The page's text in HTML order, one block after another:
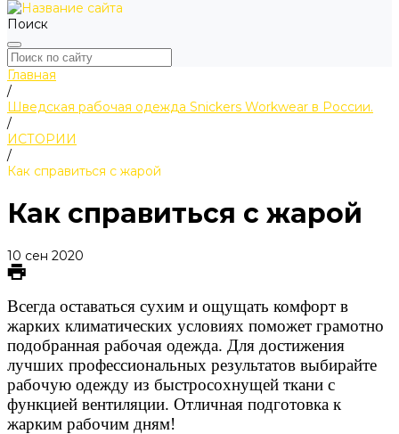
Поиск
Главная
/
Шведская рабочая одежда Snickers Workwear в России.
/
ИСТОРИИ
/
Как справиться с жарой
Как справиться с жарой
10 сен 2020
Всегда оставаться сухим и ощущать комфорт в
жарких климатических условиях поможет грамотно
подобранная рабочая одежда. Для достижения
лучших профессиональных результатов выбирайте
рабочую одежду из быстросохнущей ткани с
функцией вентиляции. Отличная подготовка к
жарким рабочим дням!